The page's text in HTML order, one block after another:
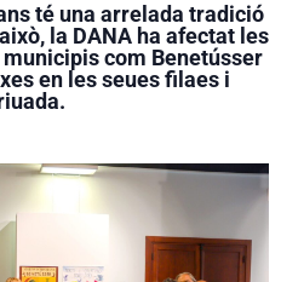
té una arrelada tradició
la DANA ha afectat les
com Benetússer
en les seues filaes i